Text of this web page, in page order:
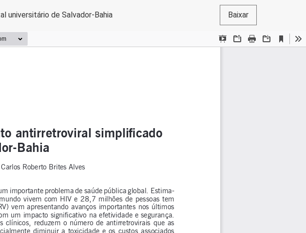
universitário de Salvador-Bahia Baixar